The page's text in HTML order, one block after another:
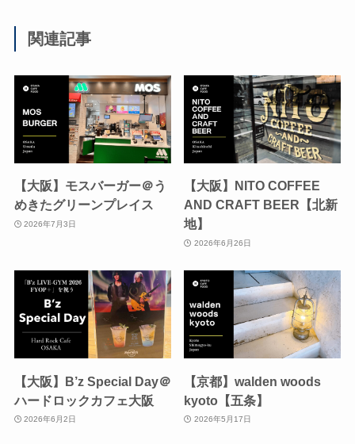
関連記事
【大阪】モスバーガー＠う
めきたグリーンプレイス
2026年7月3日
【大阪】NITO COFFEE
AND CRAFT BEER【北新
地】
2026年6月26日
【大阪】B’z Special Day＠
ハードロックカフェ大阪
2026年6月2日
【京都】walden woods
kyoto【五条】
2026年5月17日